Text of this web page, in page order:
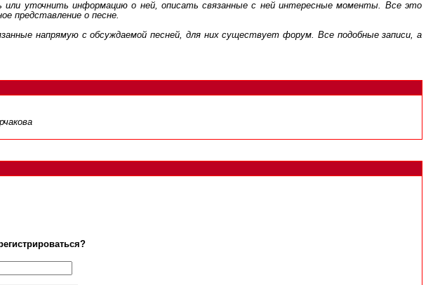
уточнить информацию о ней, описать связанные с ней интересные моменты. Все это
представление о песне.
напрямую с обсуждаемой песней, для них существует форум. Все подобные записи, а